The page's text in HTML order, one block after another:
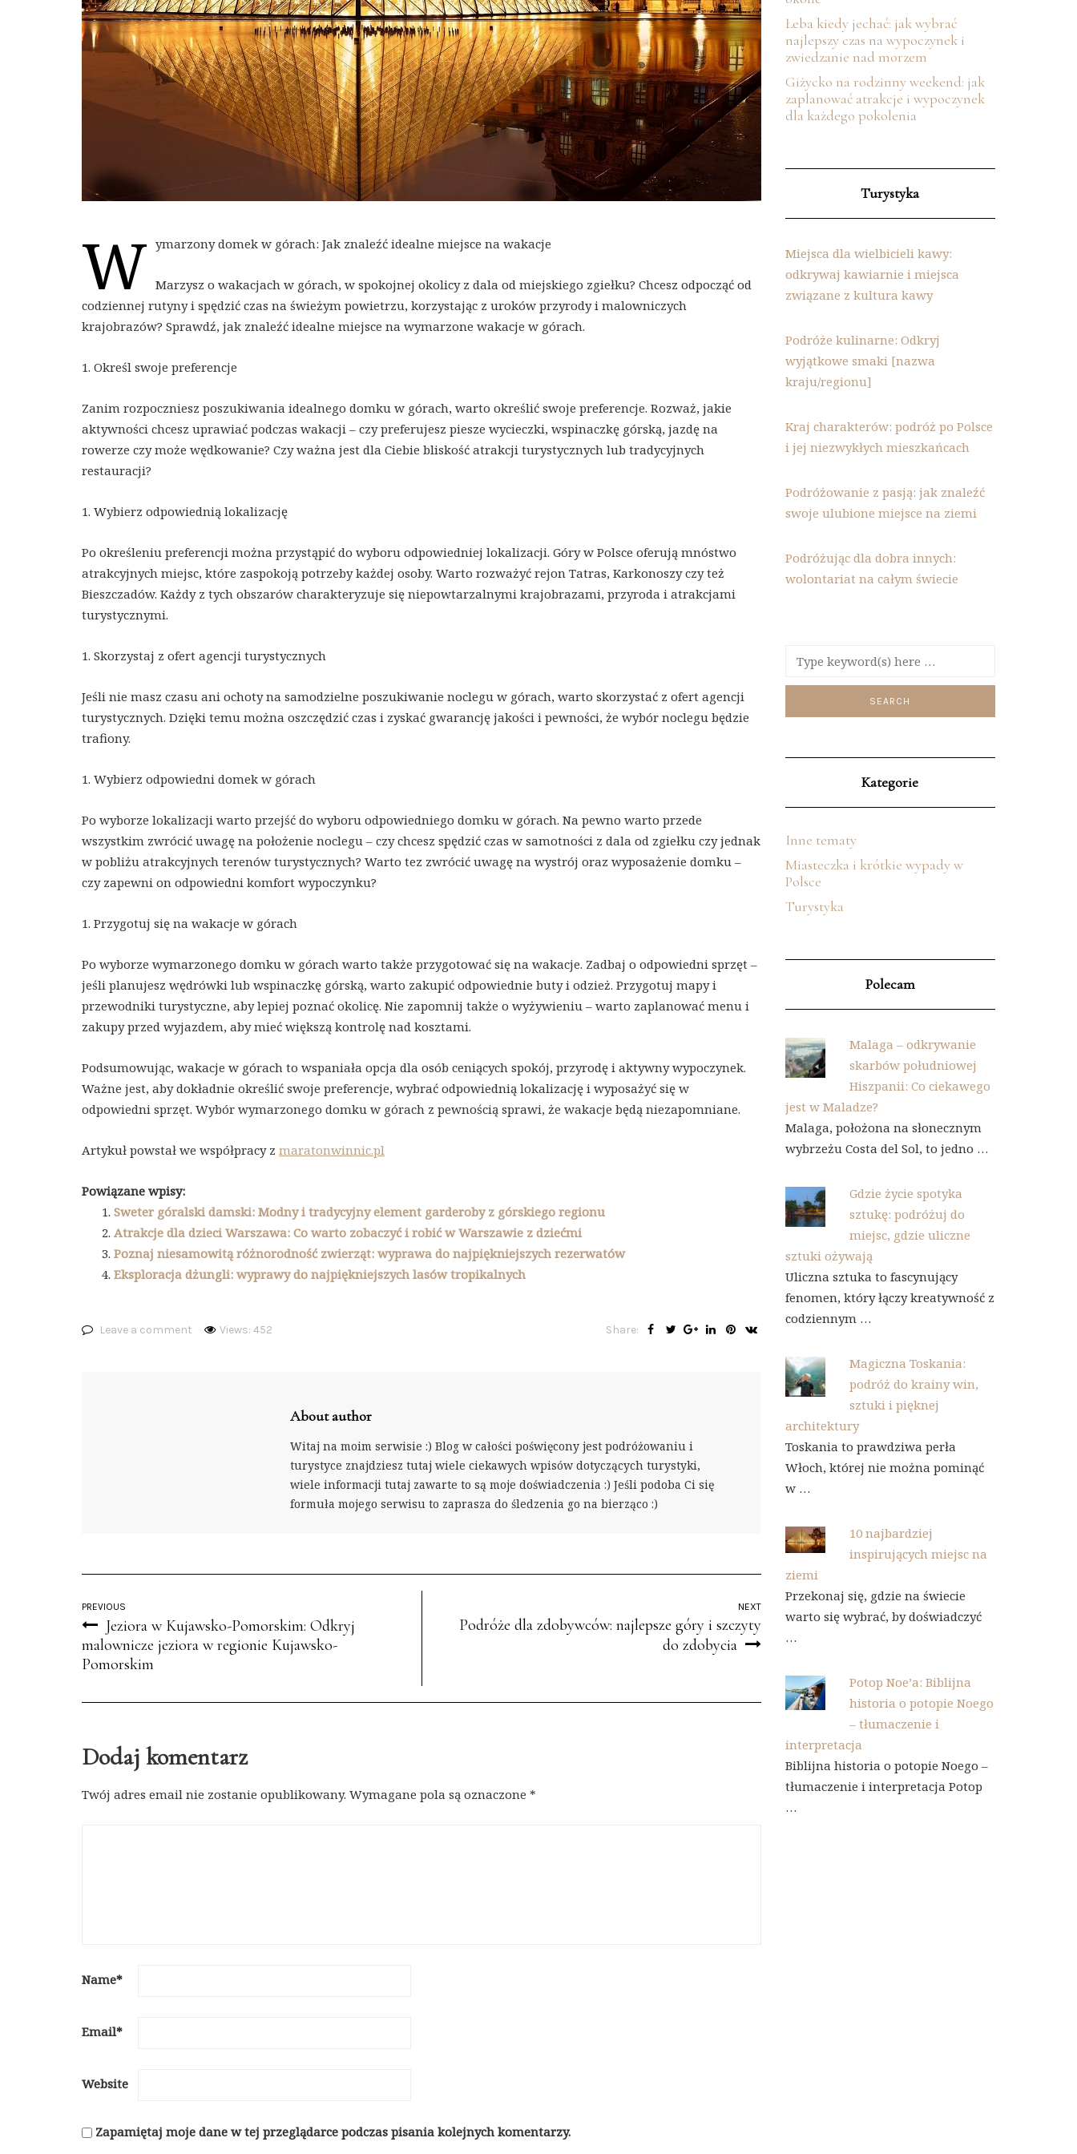
W ymarzony domek w górach: Jak znaleźć idealne miejsce na wakacje
Marzysz o wakacjach w górach, w spokojnej okolicy z dala od miejskiego zgiełku? Chcesz odpocząć od
codziennej rutyny i spędzić czas na świeżym powietrzu, korzystając z uroków przyrody i malowniczych
krajobrazów? Sprawdź, jak znaleźć idealne miejsce na wymarzone wakacje w górach.
1. Określ swoje preferencje
Zanim rozpoczniesz poszukiwania idealnego domku w górach, warto określić swoje preferencje. Rozważ, jakie
aktywności chcesz uprawiać podczas wakacji – czy preferujesz piesze wycieczki, wspinaczkę górską, jazdę na
rowerze czy może wędkowanie? Czy ważna jest dla Ciebie bliskość atrakcji turystycznych lub tradycyjnych
restauracji?
1. Wybierz odpowiednią lokalizację
Po określeniu preferencji można przystąpić do wyboru odpowiedniej lokalizacji. Góry w Polsce oferują mnóstwo
atrakcyjnych miejsc, które zaspokoją potrzeby każdej osoby. Warto rozważyć rejon Tatras, Karkonoszy czy też
Bieszczadów. Każdy z tych obszarów charakteryzuje się niepowtarzalnymi krajobrazami, przyroda i atrakcjami
turystycznymi.
1. Skorzystaj z ofert agencji turystycznych
Jeśli nie masz czasu ani ochoty na samodzielne poszukiwanie noclegu w górach, warto skorzystać z ofert agencji
turystycznych. Dzięki temu można oszczędzić czas i zyskać gwarancję jakości i pewności, że wybór noclegu będzie
trafiony.
1. Wybierz odpowiedni domek w górach
Po wyborze lokalizacji warto przejść do wyboru odpowiedniego domku w górach. Na pewno warto przede
wszystkim zwrócić uwagę na położenie noclegu – czy chcesz spędzić czas w samotności z dala od zgiełku czy jednak
w pobliżu atrakcyjnych terenów turystycznych? Warto tez zwrócić uwagę na wystrój oraz wyposażenie domku –
czy zapewni on odpowiedni komfort wypoczynku?
1. Przygotuj się na wakacje w górach
Po wyborze wymarzonego domku w górach warto także przygotować się na wakacje. Zadbaj o odpowiedni sprzęt –
jeśli planujesz wędrówki lub wspinaczkę górską, warto zakupić odpowiednie buty i odzież. Przygotuj mapy i
przewodniki turystyczne, aby lepiej poznać okolicę. Nie zapomnij także o wyżywieniu – warto zaplanować menu i
zakupy przed wyjazdem, aby mieć większą kontrolę nad kosztami.
Podsumowując, wakacje w górach to wspaniała opcja dla osób ceniących spokój, przyrodę i aktywny wypoczynek.
Ważne jest, aby dokładnie określić swoje preferencje, wybrać odpowiednią lokalizację i wyposażyć się w
odpowiedni sprzęt. Wybór wymarzonego domku w górach z pewnością sprawi, że wakacje będą niezapomniane.
Artykuł powstał we współpracy z maratonwinnic.pl
Powiązane wpisy:
Sweter góralski damski: Modny i tradycyjny element garderoby z górskiego regionu
Atrakcje dla dzieci Warszawa: Co warto zobaczyć i robić w Warszawie z dziećmi
Poznaj niesamowitą różnorodność zwierząt: wyprawa do najpiękniejszych rezerwatów
Eksploracja dżungli: wyprawy do najpiękniejszych lasów tropikalnych
Leave a comment Views: 452 Share:
About author
Witaj na moim serwisie :) Blog w całości poświęcony jest podróżowaniu i
turystyce znajdziesz tutaj wiele ciekawych wpisów dotyczących turystyki,
wiele informacji tutaj zawarte to są moje doświadczenia :) Jeśli podoba Ci się
formuła mojego serwisu to zaprasza do śledzenia go na bierząco :)
PREVIOUS
Jeziora w Kujawsko-Pomorskim: Odkryj
malownicze jeziora w regionie Kujawsko-
Pomorskim
NEXT
Podróże dla zdobywców: najlepsze góry i szczyty
do zdobycia
Dodaj komentarz
Twój adres email nie zostanie opublikowany. Wymagane pola są oznaczone *
Name*
Email*
Website
Zapamiętaj moje dane w tej przeglądarce podczas pisania kolejnych komentarzy.
Łeba kiedy jechać: jak wybrać
najlepszy czas na wypoczynek i
zwiedzanie nad morzem
Giżycko na rodzinny weekend: jak
zaplanować atrakcje i wypoczynek
dla każdego pokolenia
Turystyka
Miejsca dla wielbicieli kawy:
odkrywaj kawiarnie i miejsca
związane z kultura kawy
Podróże kulinarne: Odkryj
wyjątkowe smaki [nazwa
kraju/regionu]
Kraj charakterów: podróż po Polsce
i jej niezwykłych mieszkańcach
Podróżowanie z pasją: jak znaleźć
swoje ulubione miejsce na ziemi
Podróżując dla dobra innych:
wolontariat na całym świecie
Kategorie
Inne tematy
Miasteczka i krótkie wypady w
Polsce
Turystyka
Polecam
Malaga – odkrywanie
skarbów południowej
Hiszpanii: Co ciekawego
jest w Maladze?
Malaga, położona na słonecznym
wybrzeżu Costa del Sol, to jedno …
Gdzie życie spotyka
sztukę: podróżuj do
miejsc, gdzie uliczne
sztuki ożywają
Uliczna sztuka to fascynujący
fenomen, który łączy kreatywność z
codziennym …
Magiczna Toskania:
podróż do krainy win,
sztuki i pięknej
architektury
Toskania to prawdziwa perła
Włoch, której nie można pominąć
w …
10 najbardziej
inspirujących miejsc na
ziemi
Przekonaj się, gdzie na świecie
warto się wybrać, by doświadczyć
…
Potop Noe’a: Biblijna
historia o potopie Noego
– tłumaczenie i
interpretacja
Biblijna historia o potopie Noego –
tłumaczenie i interpretacja Potop
…